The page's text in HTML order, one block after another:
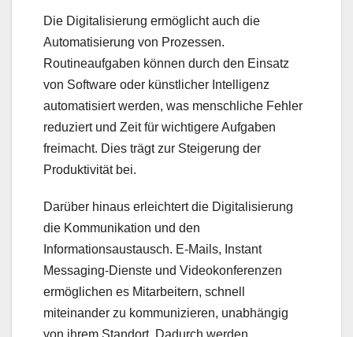
Die Digitalisierung ermöglicht auch die
Automatisierung von Prozessen.
Routineaufgaben können durch den Einsatz
von Software oder künstlicher Intelligenz
automatisiert werden, was menschliche Fehler
reduziert und Zeit für wichtigere Aufgaben
freimacht. Dies trägt zur Steigerung der
Produktivität bei.
Darüber hinaus erleichtert die Digitalisierung
die Kommunikation und den
Informationsaustausch. E-Mails, Instant
Messaging-Dienste und Videokonferenzen
ermöglichen es Mitarbeitern, schnell
miteinander zu kommunizieren, unabhängig
von ihrem Standort. Dadurch werden